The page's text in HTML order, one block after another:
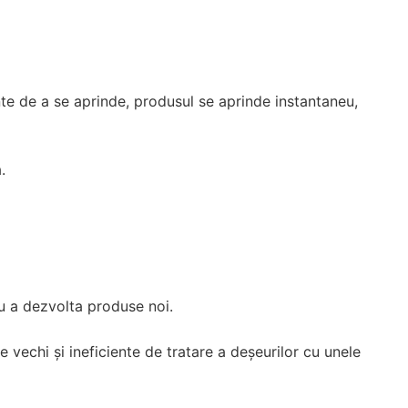
de a se aprinde, produsul se aprinde instantaneu,
a dezvolta produse noi.
vechi și ineficiente de tratare a deșeurilor cu unele